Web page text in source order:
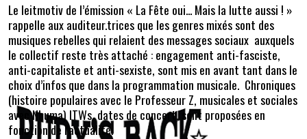
Le leitmotiv de l’émission « La Fête oui... Mais la lutte aussi ! »
rappelle aux auditeur.trices que les genres mixés sont des
musiques rebelles qui relaient des messages sociaux auxquels
le collectif reste très attaché : engagement anti-fasciste,
anti-capitaliste et anti-sexiste, sont mis en avant tant dans le
choix d’infos que dans la programmation musicale. Chroniques
(histoire populaires avec le Professeur Z, musicales et sociales
avec Nhuma) ITWs, dates de concert, sont proposées en
fonction de l'actualité.